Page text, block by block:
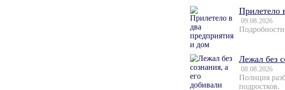
Прилетело
09.08.2026
Лежал без
08.08.2026
Полиция
подростков.